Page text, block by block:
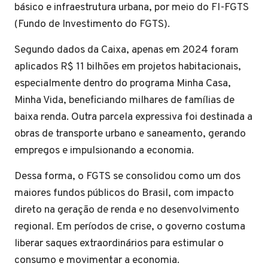
básico e infraestrutura urbana, por meio do FI-FGTS
(Fundo de Investimento do FGTS).
Segundo dados da Caixa, apenas em 2024 foram
aplicados R$ 11 bilhões em projetos habitacionais,
especialmente dentro do programa Minha Casa,
Minha Vida, beneficiando milhares de famílias de
baixa renda. Outra parcela expressiva foi destinada a
obras de transporte urbano e saneamento, gerando
empregos e impulsionando a economia.
Dessa forma, o FGTS se consolidou como um dos
maiores fundos públicos do Brasil, com impacto
direto na geração de renda e no desenvolvimento
regional. Em períodos de crise, o governo costuma
liberar saques extraordinários para estimular o
consumo e movimentar a economia.